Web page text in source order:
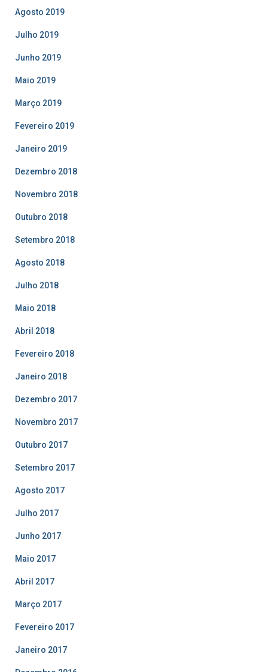
Agosto 2019
Julho 2019
Junho 2019
Maio 2019
Março 2019
Fevereiro 2019
Janeiro 2019
Dezembro 2018
Novembro 2018
Outubro 2018
Setembro 2018
Agosto 2018
Julho 2018
Maio 2018
Abril 2018
Fevereiro 2018
Janeiro 2018
Dezembro 2017
Novembro 2017
Outubro 2017
Setembro 2017
Agosto 2017
Julho 2017
Junho 2017
Maio 2017
Abril 2017
Março 2017
Fevereiro 2017
Janeiro 2017